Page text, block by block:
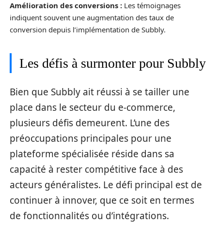
Amélioration des conversions : Les témoignages
indiquent souvent une augmentation des taux de
conversion depuis l’implémentation de Subbly.
Les défis à surmonter pour Subbly
Bien que Subbly ait réussi à se tailler une
place dans le secteur du e-commerce,
plusieurs défis demeurent. L’une des
préoccupations principales pour une
plateforme spécialisée réside dans sa
capacité à rester compétitive face à des
acteurs généralistes. Le défi principal est de
continuer à innover, que ce soit en termes
de fonctionnalités ou d’intégrations.